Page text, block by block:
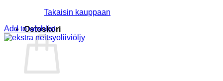
Takaisin kauppaan
Ostoskori
Add to wishlist